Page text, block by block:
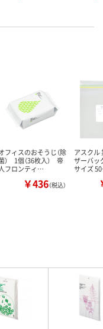
フィスのおそうじ（除
） 1個（36枚入） 帝
人フロンティ…
￥436（税込）
アスクル
ザーバッ
サイズ